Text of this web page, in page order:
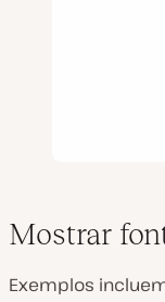
Mostrar
Exemplos